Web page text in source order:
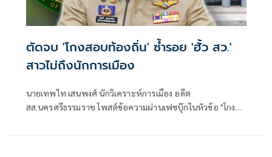
ตัดจบ 'โกงสอบท้องถิ่น' ซ้ำรอย 'ฮั้ว สว.'
สาวไม่ถึงนักการเมือง
นายเทพไท เสนพงศ์ นักวิเคราะห์การเมือง อดีต
สส.นครศรีธรรมราช โพสต์ข้อความผ่านเฟซบุ๊กในหัวข้อ "โกง